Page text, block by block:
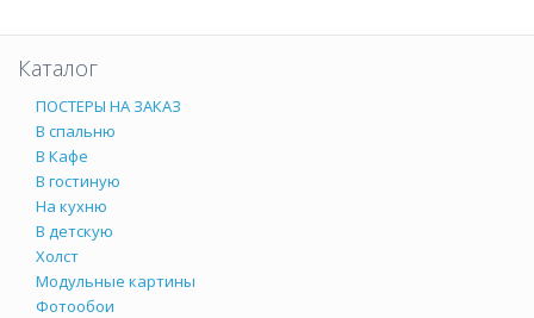
Каталог
ПОСТЕРЫ НА ЗАКАЗ
В спальню
В Кафе
В гостиную
На кухню
В детскую
Холст
Модульные картины
Фотообои